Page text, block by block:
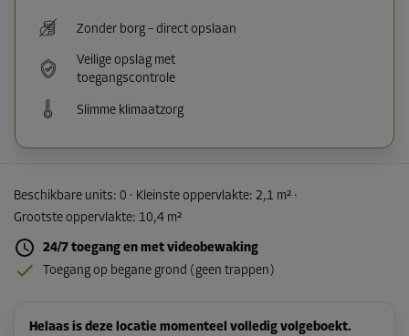
Zonder borg – direct opslaan
Veilige opslag met
toegangscontrole
Slimme klimaatzorg
Beschikbare units: 0 · Kleinste oppervlakte: 2,1 m² ·
Grootste oppervlakte: 10,4 m²
24/7 toegang en met videobewaking
Toegang op begane grond (geen trappen)
Helaas is deze locatie momenteel volledig volgeboekt.